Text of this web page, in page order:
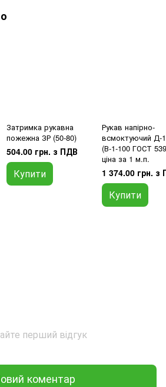
Затримка рукавна
пожежна ЗР (50-80)
504.00 грн. з ПДВ
Купити
Рукав напірно-
всмоктуючий Д-
(В-1-100 ГОСТ
ціна за 1 м.п.
1 374.00 грн. з
Купити
перший відгук
коментар